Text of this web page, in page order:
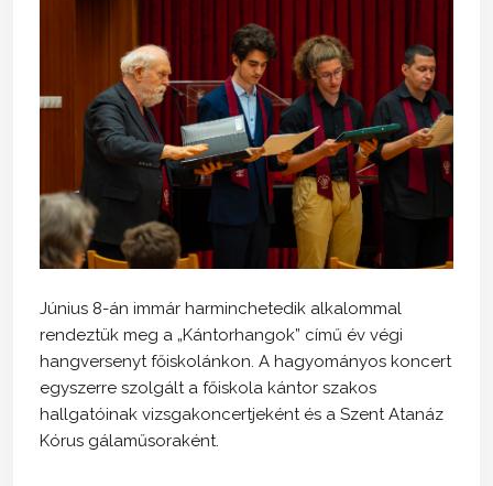
Június 8-án immár harminchetedik alkalommal
rendeztük meg a „Kántorhangok” című év végi
hangversenyt főiskolánkon. A hagyományos koncert
egyszerre szolgált a főiskola kántor szakos
hallgatóinak vizsgakoncertjeként és a Szent Atanáz
Kórus gálaműsoraként.